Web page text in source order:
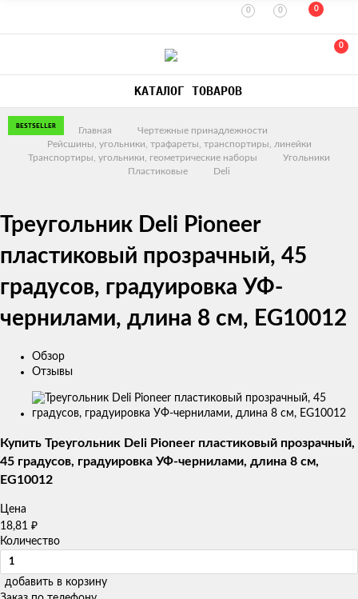
0 0 0
0
КАТАЛОГ ТОВАРОВ
Главная
Чертежные принадлежности
Рейсшины, угольники, трафареты, транспортиры, линейки
Транспортиры, угольники, геометрические наборы
Угольники
Пластиковые
Deli
Треугольник Deli Pioneer
пластиковый прозрачный, 45
градусов, градуировка УФ-
чернилами, длина 8 см, EG10012
Обзор
Отзывы
Изображения
товаров
BESTSELLER
Купить Треугольник Deli Pioneer пластиковый прозрачный,
45 градусов, градуировка УФ-чернилами, длина 8 см,
EG10012
Цена
18,81 ₽
Количество
добавить в корзину